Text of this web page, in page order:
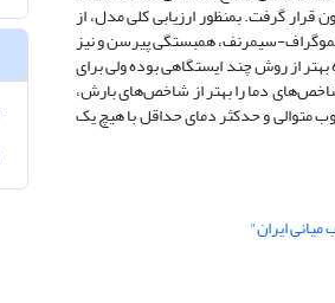
گرفت. بمنظور ارزیابی کلی مدل، از
با گذراندن به ترتیب 76(81)، 16(7) و 14(5) درصد از آزمونهای کلموگراف-سیمرنف، همبستگی پیرسن و نیز
از روش چند ایستگاهی بوده ولی برای
دما را بهتر از شاخص‌های بارش،
ساده روزانه بارش، روزهای مرطوب متوالی و حدکثر دمای حداقل با هیچ یک
ایران"